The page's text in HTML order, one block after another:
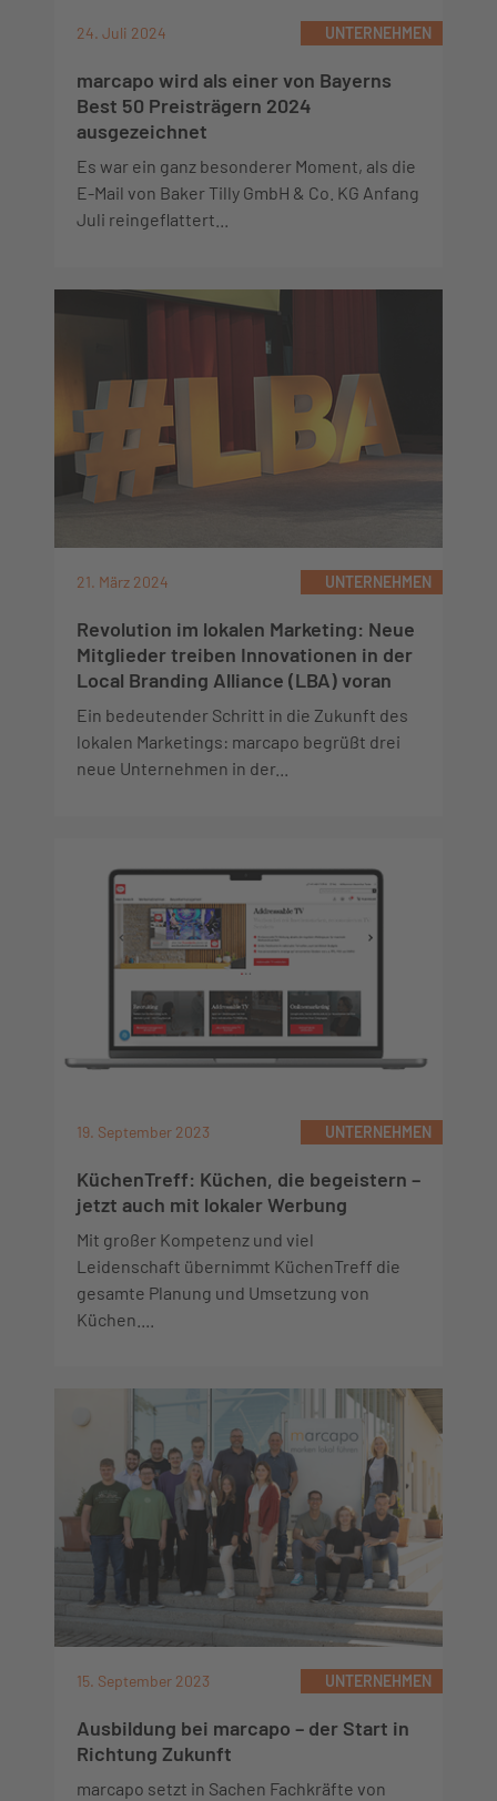
24. Juli 2024 UNTERNEHMEN
marcapo wird als einer von Bayerns
Best 50 Preisträgern 2024
ausgezeichnet
Es war ein ganz besonderer Moment, als die
E-Mail von Baker Tilly GmbH & Co. KG Anfang
Juli reingeflattert...
21. März 2024 UNTERNEHMEN
Revolution im lokalen Marketing: Neue
Mitglieder treiben Innovationen in der
Local Branding Alliance (LBA) voran
Ein bedeutender Schritt in die Zukunft des
lokalen Marketings: marcapo begrüßt drei
neue Unternehmen in der...
19. September 2023 UNTERNEHMEN
KüchenTreff: Küchen, die begeistern –
jetzt auch mit lokaler Werbung
Mit großer Kompetenz und viel
Leidenschaft übernimmt KüchenTreff die
gesamte Planung und Umsetzung von
Küchen....
15. September 2023 UNTERNEHMEN
Ausbildung bei marcapo – der Start in
Richtung Zukunft
marcapo setzt in Sachen Fachkräfte von